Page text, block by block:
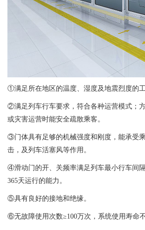
①满足所在地区的温度、湿度及地震烈度的工
②满足列车行车要求，符合各种运营模式；
或灾害运营时能安全疏散乘客。
③门体具有足够的机械强度和刚度，能承受
击，及列车活塞风等作用。
④滑动门的开、关频率满足列车最小行车间
365天运行的能力。
⑤具有良好的接地和绝缘。
⑥无故障使用次数≥100万次，系统使用寿命不